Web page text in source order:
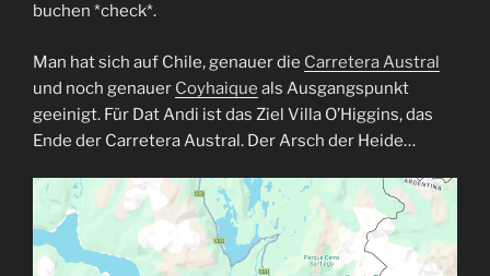
buchen *check*.
Man hat sich auf Chile, genauer die Carretera Austral
und noch genauer Coyhaique als Ausgangspunkt
geeinigt. Für Dat Andi ist das Ziel Villa O’Higgins, das
Ende der Carretera Austral. Der Arsch der Heide…